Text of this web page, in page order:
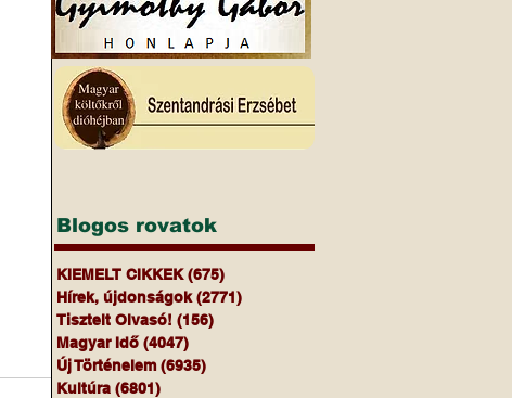
Blogos rovatok
KIEMELT CIKKEK (675)
Hírek, újdonságok (2771)
Tisztelt Olvasó! (156)
Magyar Idő (4047)
Új Történelem (6935)
Kultúra (6801)